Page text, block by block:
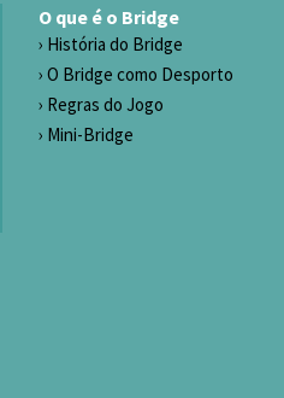
O que é o Bridge
História do Bridge
O Bridge como Desporto
Regras do Jogo
Mini-Bridge